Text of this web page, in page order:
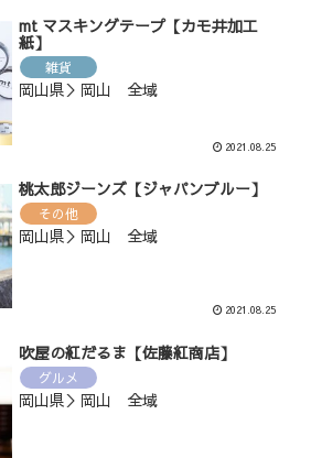
mt マスキングテープ【カモ井加工
紙】
雑貨
岡山県＞岡山 全域
2021.08.25
桃太郎ジーンズ【ジャパンブルー】
その他
岡山県＞岡山 全域
2021.08.25
吹屋の紅だるま【佐藤紅商店】
グルメ
岡山県＞岡山 全域